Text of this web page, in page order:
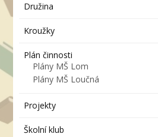
Družina
Kroužky
Plán činnosti
Plány MŠ Lom
Plány MŠ Loučná
Projekty
Školní klub